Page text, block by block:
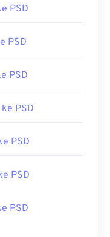
PSD
PSD
PSD
PSD
PSD
PSD
PSD